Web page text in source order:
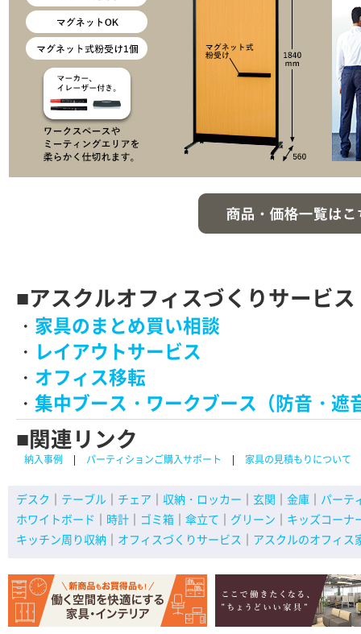
■アスクルオフィスづくりサービス
・ 家具のまとめ買い相談
・ レイアウトサービス
・ オフィス移転
・ 集中ブース・ワークブース（防音・遮
■関連リンク
納入事例 パーティションご購入サポート 家具の見積もりについて
デスク テーブル チェア 収納・ロッカー 玄関 金庫
パーテ
ホワイトボード
時計 ゴミ箱 傘立て グリーン
キッズコーナ
キッチン周り収納
オフィスづくりサービス アスクルのオフィス